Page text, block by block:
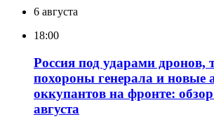
6 августа
18:00
Россия под ударами дронов,
похороны генерала и новые
оккупантов на фронте:
августа